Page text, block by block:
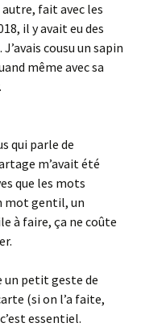
fait avec les
il y avait eu des
cousu un sapin
même avec sa
qui parle de
m’avait été
que les mots
mot gentil, un
à faire, ça ne coûte
un petit geste de
(si on l’a faite,
essentiel.